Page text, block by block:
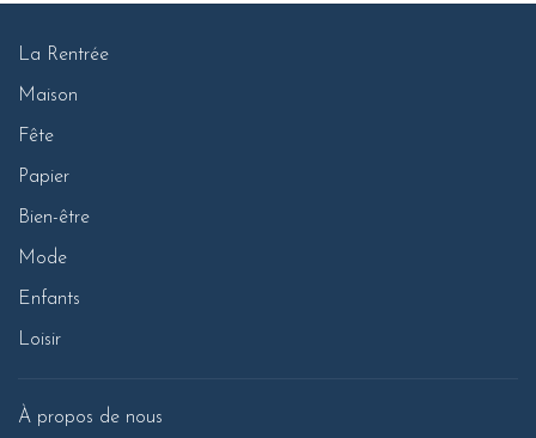
La Rentrée
Maison
Fête
Papier
Bien-être
Mode
Enfants
Loisir
À propos de nous